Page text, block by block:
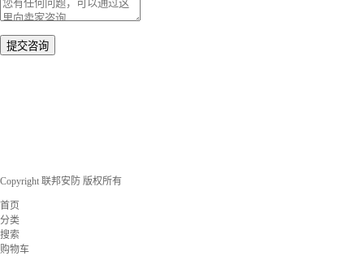
Copyright 联邦安防 版权所有
首页
分类
搜索
购物车